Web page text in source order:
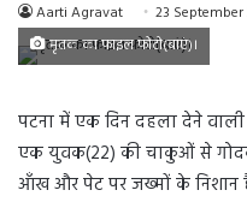
Aarti Agravat 23 September
मृतक का फाइल फोटो(बाएं)।
पटना में एक दिन दहला देने
एक युवक(22) की चाकुओं से
आँख और पेट पर जख्मों के निशान